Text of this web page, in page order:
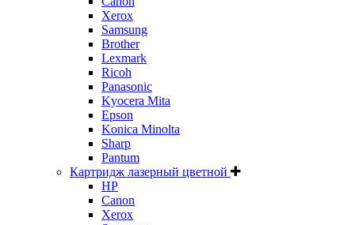
Xerox
Samsung
Brother
Lexmark
Ricoh
Panasonic
Kyocera Mita
Epson
Konica Minolta
Sharp
Pantum
Картридж лазерный цветной
HP
Canon
Xerox